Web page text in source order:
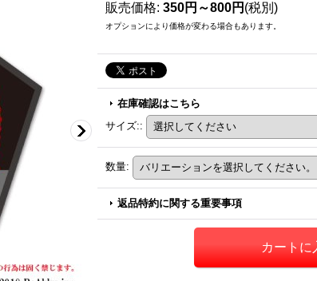
販売価格: 350円～800円 (税別)
オプションにより価格が変わる場合もあります。
在庫確認はこちら
サイズ::
数量:
返品特約に関する重要事項